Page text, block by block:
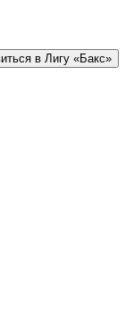
в Лигу «Бакс»